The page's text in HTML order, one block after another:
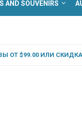
AND SOUVENIRS
$99.00 ИЛИ СКИДКА